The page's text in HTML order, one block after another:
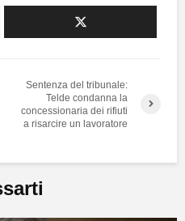
Sentenza del tribunale:
Telde condanna la
concessionaria dei rifiuti
a risarcire un lavoratore